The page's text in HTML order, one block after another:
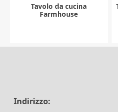
Tavolo da cucina
Farmhouse
Indirizzo: